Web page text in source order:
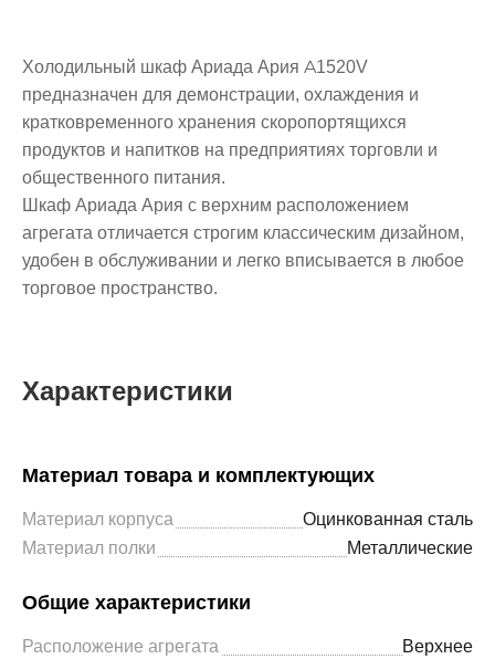
Холодильный шкаф Ариада Ария A1520V
предназначен для демонстрации, охлаждения и
кратковременного хранения скоропортящихся
продуктов и напитков на предприятиях торговли и
общественного питания.
Шкаф Ариада Ария с верхним расположением
агрегата отличается строгим классическим дизайном,
удобен в обслуживании и легко вписывается в любое
торговое пространство.
Характеристики
Материал товара и комплектующих
Материал корпуса
Оцинкованная сталь
Материал полки
Металлические
Общие характеристики
Расположение агрегата
Верхнее